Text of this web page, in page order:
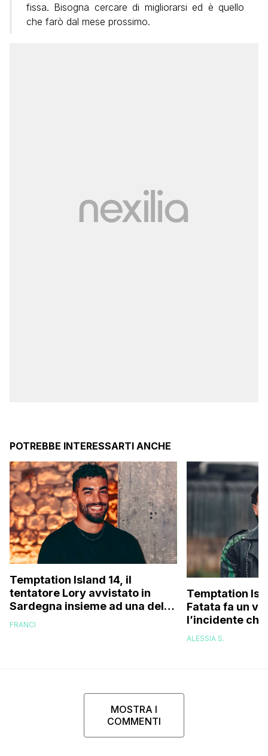
fissa. Bisogna cercare di migliorarsi ed è quello
che farò dal mese prossimo.
POTREBBE INTERESSARTI ANCHE
Temptation Island 14, il
tentatore Lory avvistato in
Sardegna insieme ad una delle
fidanzate (e no, non è Sabrina)
FRANCI
Temptation
Fatata fa un
l’incidente
delle cicatrici
ALESSIA S.
MOSTRA I
COMMENTI